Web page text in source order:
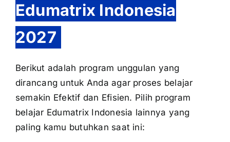
Edumatrix Indonesia
2027
Berikut adalah program unggulan yang
dirancang untuk Anda agar proses belajar
semakin Efektif dan Efisien. Pilih program
belajar Edumatrix Indonesia lainnya yang
paling kamu butuhkan saat ini: